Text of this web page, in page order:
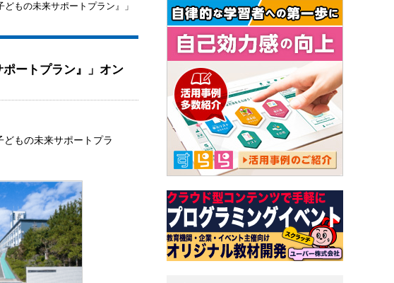
もの未来サポートプラン』」
ートプラン』」オン
もの未来サポートプラ